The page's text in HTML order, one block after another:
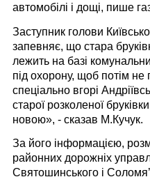
автомобілі і дощі, пише
Заступник голови
запевняє, що стара
лежить на базі
під охорону, щоб потім
спеціально вгорі
старої розколеної
новою», - сказав М.Кучук.
За його інформацією,
районних дорожніх
Святошинського і